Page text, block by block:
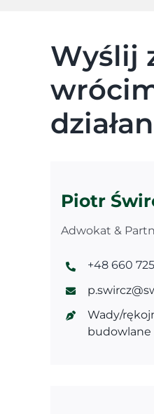
Wyślij
Piotr
Adwokat &
+48 660
Wady/
budowlane